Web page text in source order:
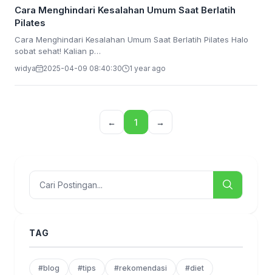
Cara Menghindari Kesalahan Umum Saat Berlatih
Pilates
Cara Menghindari Kesalahan Umum Saat Berlatih Pilates Halo
sobat sehat! Kalian p…
widya 2025-04-09 08:40:30 1 year ago
← 1 →
TAG
#blog #tips #rekomendasi #diet